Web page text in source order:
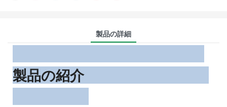
製品の詳細
製品の紹介